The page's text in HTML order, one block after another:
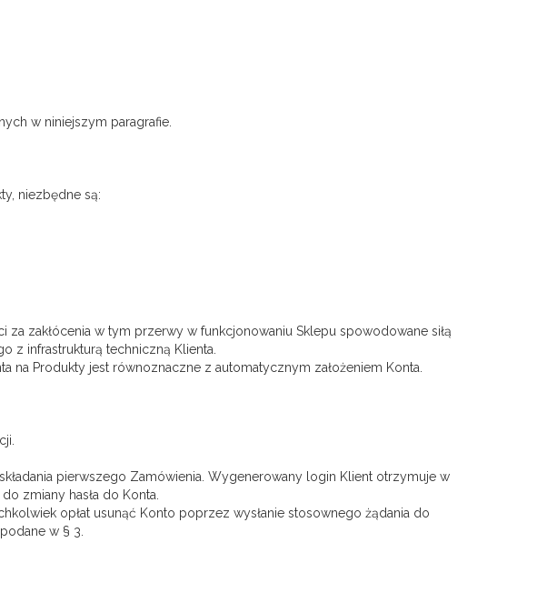
w niniejszym paragrafie.
niezbędne są:
zakłócenia w tym przerwy w funkcjonowaniu Sklepu spowodowane siłą
z infrastrukturą techniczną Klienta.
na Produkty jest równoznaczne z automatycznym założeniem Konta.
pierwszego Zamówienia. Wygenerowany login Klient otrzymuje w
zmiany hasła do Konta.
opłat usunąć Konto poprzez wysłanie stosownego żądania do
w § 3.